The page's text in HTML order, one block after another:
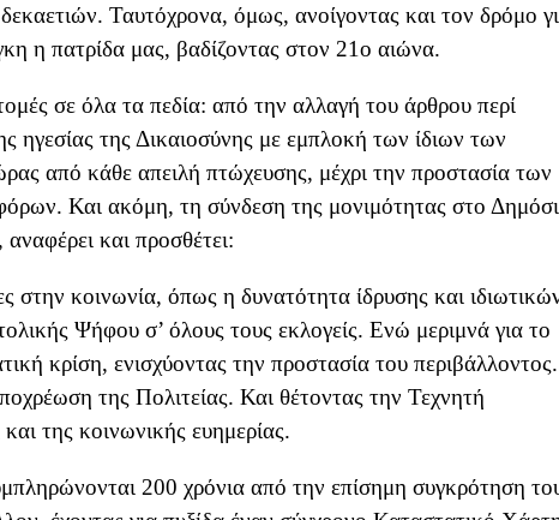
Ταυτόχρονα, όμως, ανοίγοντας και τον δρόμο
η πατρίδα μας, βαδίζοντας στον 21ο αιώνα.
σε όλα τα πεδία: από την αλλαγή του άρθρου περί
ηγεσίας της Δικαιοσύνης με εμπλοκή των ίδιων των
από κάθε απειλή πτώχευσης, μέχρι την προστασία των
Και ακόμη, τη σύνδεση της μονιμότητας στο
και προσθέτει:
στην κοινωνία, όπως η δυνατότητα ίδρυσης και
Ψήφου σ’ όλους τους εκλογείς. Ενώ μεριμνά για το
κρίση, ενισχύοντας την προστασία του περιβάλλοντος.
της Πολιτείας. Και θέτοντας την Τεχνητή
της κοινωνικής ευημερίας.
200 χρόνια από την επίσημη συγκρότηση